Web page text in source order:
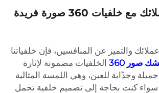
إثارة إعجاب عملائك مع خلفيات 360 صورة فريدة
والتميز عن المنافسين، فإن خلفياتنا
صور 360
الخلفيات مضمونة لإثارة
وجذّابة للعين، وهي اللمسة المثالية
كنت بحاجة إلى تصميم خلفية تحمل